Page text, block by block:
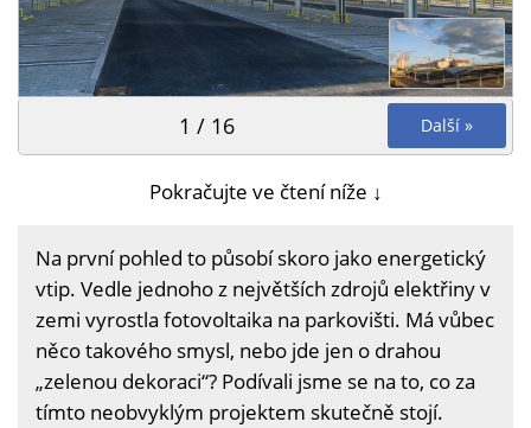
Další »
1 / 16
Pokračujte ve čtení níže ↓
Na první pohled to působí skoro jako energetický
vtip. Vedle jednoho z největších zdrojů elektřiny v
zemi vyrostla fotovoltaika na parkovišti. Má vůbec
něco takového smysl, nebo jde jen o drahou
„zelenou dekoraci“? Podívali jsme se na to, co za
tímto neobvyklým projektem skutečně stojí.